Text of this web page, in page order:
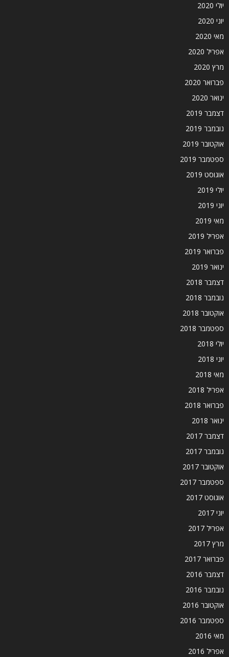
יולי 2020
יוני 2020
מאי 2020
אפריל 2020
מרץ 2020
פברואר 2020
ינואר 2020
דצמבר 2019
נובמבר 2019
אוקטובר 2019
ספטמבר 2019
אוגוסט 2019
יולי 2019
יוני 2019
מאי 2019
אפריל 2019
פברואר 2019
ינואר 2019
דצמבר 2018
נובמבר 2018
אוקטובר 2018
ספטמבר 2018
יולי 2018
יוני 2018
מאי 2018
אפריל 2018
פברואר 2018
ינואר 2018
דצמבר 2017
נובמבר 2017
אוקטובר 2017
ספטמבר 2017
אוגוסט 2017
יוני 2017
אפריל 2017
מרץ 2017
פברואר 2017
דצמבר 2016
נובמבר 2016
אוקטובר 2016
ספטמבר 2016
מאי 2016
אפריל 2016